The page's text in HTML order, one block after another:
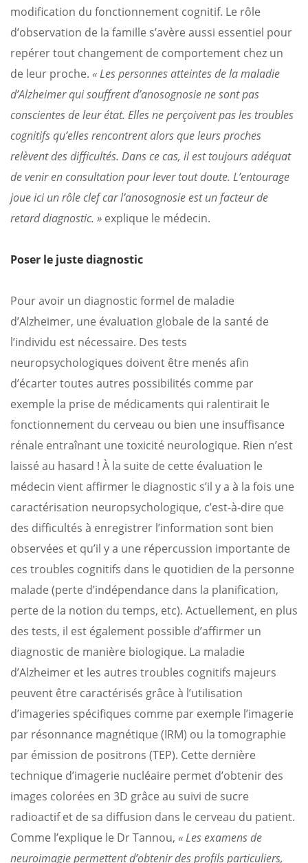
modification du fonctionnement cognitif. Le rôle
d’observation de la famille s’avère aussi essentiel pour
repérer tout changement de comportement chez un
de leur proche. « Les personnes atteintes de la maladie
d’Alzheimer qui souffrent d’anosognosie ne sont pas
conscientes de leur état. Elles ne perçoivent pas les troubles
cognitifs qu’elles rencontrent alors que leurs proches
relèvent des difficultés. Dans ce cas, il est toujours adéquat
de venir en consultation pour lever tout doute. L’entourage
joue ici un rôle clef car l’anosognosie est un facteur de
retard diagnostic. » explique le médecin.
Poser le juste diagnostic
Pour avoir un diagnostic formel de maladie
d’Alzheimer, une évaluation globale de la santé de
l’individu est nécessaire. Des tests
neuropsychologiques doivent être menés afin
d’écarter toutes autres possibilités comme par
exemple la prise de médicaments qui ralentirait le
fonctionnement du cerveau ou bien une insuffisance
rénale entraînant une toxicité neurologique. Rien n’est
laissé au hasard ! À la suite de cette évaluation le
médecin vient affirmer le diagnostic s’il y a à la fois une
caractérisation neuropsychologique, c’est-à-dire que
des difficultés à enregistrer l’information sont bien
observées et qu’il y a une répercussion importante de
ces troubles cognitifs dans le quotidien de la personne
malade (perte d’indépendance dans la planification,
perte de la notion du temps, etc). Actuellement, en plus
des tests, il est également possible d’affirmer un
diagnostic de manière biologique. La maladie
d’Alzheimer et les autres troubles cognitifs majeurs
peuvent être caractérisés grâce à l’utilisation
d’imageries spécifiques comme par exemple l’imagerie
par résonnance magnétique (IRM) ou la tomographie
par émission de positrons (TEP). Cette dernière
technique d’imagerie nucléaire permet d’obtenir des
images colorées en 3D grâce au suivi de sucre
radioactif et de sa diffusion dans le cerveau du patient.
Comme l’explique le Dr Tannou, « Les examens de
neuroimagie permettent d’obtenir des profils particuliers,